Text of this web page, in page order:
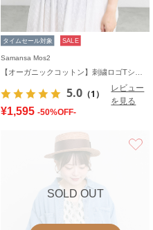
タイムセール対象 SALE
Samansa Mos2
5.0 （1）
レビュー
を見る
¥1,595 -50%OFF-
SOLD OUT